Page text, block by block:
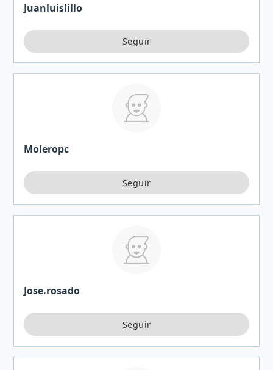
Juanluislillo
Moleropc
Jose.rosado